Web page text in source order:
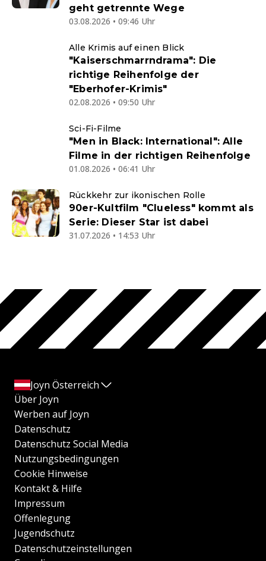
geht getrennte Wege
03.08.2026 • 09:46 Uhr
Alle Krimis auf einen Blick
"Kaiserschmarrndrama": Die
richtige Reihenfolge der
"Eberhofer-Krimis"
02.08.2026 • 09:50 Uhr
Sci-Fi-Filme
"Men in Black: International": Alle
Filme in der richtigen Reihenfolge
01.08.2026 • 06:41 Uhr
Rückkehr zur ikonischen Rolle
90er-Kultfilm "Clueless" kommt als
Serie: Dieser Star ist dabei
31.07.2026 • 14:53 Uhr
Joyn Österreich
Über Joyn
Werben auf Joyn
Datenschutz
Datenschutz Social Media
Nutzungsbedingungen
Cookie Hinweise
Kontakt & Hilfe
Impressum
Offenlegung
Jugendschutz
Datenschutzeinstellungen